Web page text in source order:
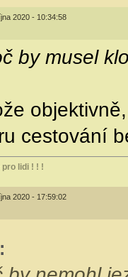
2020 - 10:34:58
by musel
cestování
pro lidi ! ! !
2020 - 17:59:02
: